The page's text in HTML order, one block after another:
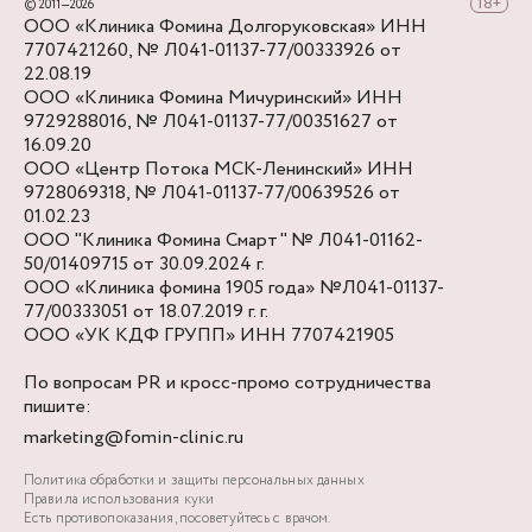
© 2011—2026
ООО «Клиника Фомина Долгоруковская» ИНН
7707421260, № Л041-01137-77/00333926 от
22.08.19
ООО «Клиника Фомина Мичуринский» ИНН
9729288016, № Л041-01137-77/00351627 от
16.09.20
ООО «Центр Потока МСК-Ленинский» ИНН
9728069318, № Л041-01137-77/00639526 от
01.02.23
ООО "Клиника Фомина Смарт" № Л041-01162-
50/01409715 от 30.09.2024 г.
ООО «Клиника фомина 1905 года» №Л041-01137-
77/00333051 от 18.07.2019 г. г.
ООО «УК КДФ ГРУПП» ИНН 7707421905
По вопросам PR и кросс-промо сотрудничества
пишите:
marketing@fomin-clinic.ru
Политика обработки и защиты персональных данных
Правила использования куки
Есть противопоказания, посоветуйтесь с врачом.